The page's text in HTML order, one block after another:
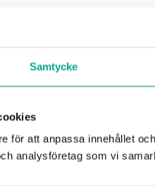
Samtycke
för att anpassa innehållet
analysföretag som vi